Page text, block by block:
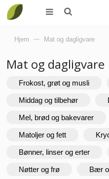
Hjem — Mat og dagligvare
Mat og dagligvare
Frokost, grøt og musli
Middag og tilbehør
Mel, brød og bakevarer
Matoljer og fett
Bønner, linser og erter
Nøtter og frø Bær